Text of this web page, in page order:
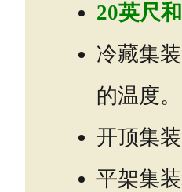
20英尺
冷藏集
的温度。
开顶集
平架集